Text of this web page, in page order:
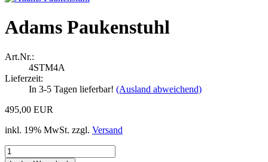
Adams Paukenstuhl
Art.Nr.:
4STM4A
Lieferzeit:
In 3-5 Tagen lieferbar! (Ausland abweichend)
495,00 EUR
inkl. 19% MwSt. zzgl. Versand